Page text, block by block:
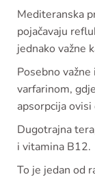
Mediteranska
pojačavaju
jednako važne
Posebno
varfarinom,
apsorpcija
Dugotrajna
i vitamina B12.
To je jedan od